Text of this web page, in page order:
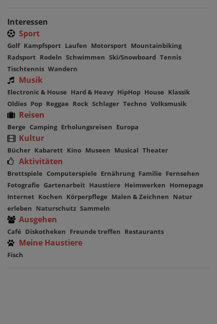
Interessen
Sport
Golf Kampfsport Laufen Motorsport Mountainbiking
Radsport Rodeln Schwimmen Ski/Snowboard Tennis
Tischtennis Wandern
Musik
Electronic & House Hard & Heavy HipHop House Klassik
Oldies Pop Reggae Rock Schlager Techno Volksmusik
Reisen
Berge Camping Erholungsreisen Europa
Kultur
Bücher Kabarett Kino Museen Musical Theater
Aktivitäten
Brettspiele Computerspiele Ernährung Familie Fernsehen
Fotografie Gartenarbeit Haustiere Heimwerken Homepage
Internet Kochen Körperpflege Malen & Zeichnen Natur
erleben Naturschutz Sammeln
Ausgehen
Café Diskotheken Freunde treffen Restaurants
Meine Haustiere
Fisch